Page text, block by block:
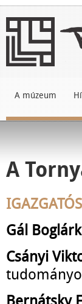
A múzeum
A
Gál
Csányi